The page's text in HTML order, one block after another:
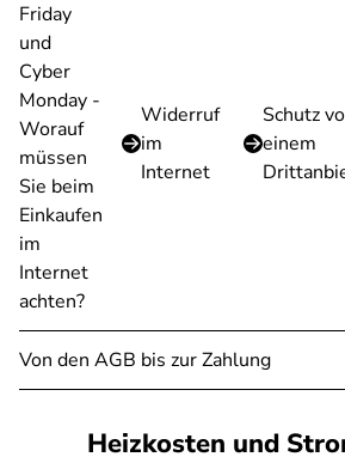
Friday
und
Cyber
Monday -
Worauf
müssen
Sie beim
Einkaufen
im
Internet
achten?
Widerruf
im
Internet
Schutz
einem
Von den AGB bis zur Zahlung
Heizkosten und